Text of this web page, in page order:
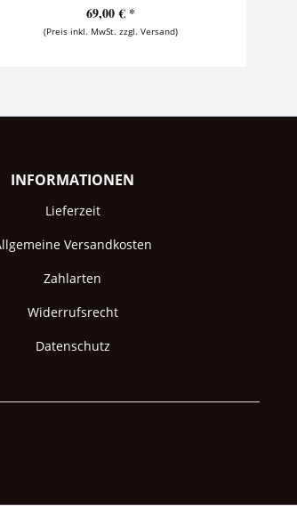
69,00 € *
(Preis inkl. MwSt. zzgl. Versand)
INFORMATIONEN
Lieferzeit
Versandkosten
Zahlarten
Widerrufsrecht
Datenschutz